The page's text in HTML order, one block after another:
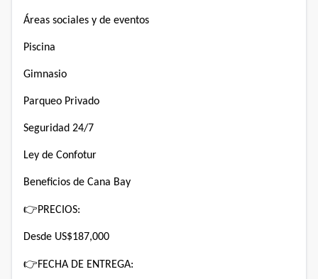
Áreas sociales y de eventos
Piscina
Gimnasio
Parqueo Privado
Seguridad 24/7
Ley de Confotur
Beneficios de Cana Bay
👉PRECIOS:
Desde US$187,000
👉FECHA DE ENTREGA: